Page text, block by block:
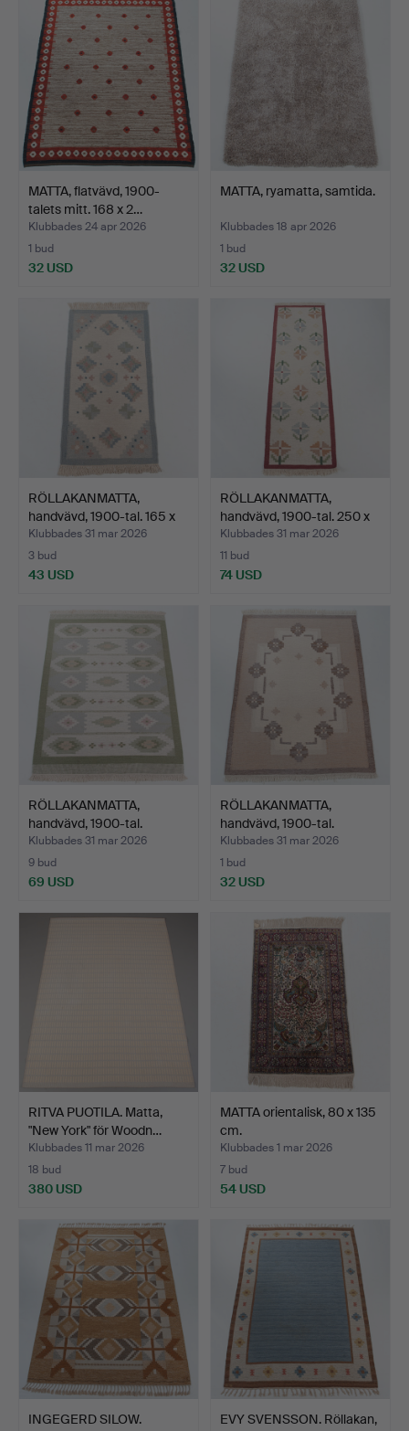
MATTA, flatvävd, 1900-
talets mitt. 168 x 2…
Klubbades 24 apr 2026
1 bud
32 USD
MATTA, ryamatta, samtida.
Klubbades 18 apr 2026
1 bud
32 USD
RÖLLAKANMATTA,
handvävd, 1900-tal. 165 x
8…
Klubbades 31 mar 2026
3 bud
43 USD
RÖLLAKANMATTA,
handvävd, 1900-tal. 250 x
8…
Klubbades 31 mar 2026
11 bud
74 USD
RÖLLAKANMATTA,
handvävd, 1900-tal.
195x143.
Klubbades 31 mar 2026
9 bud
69 USD
RÖLLAKANMATTA,
handvävd, 1900-tal.
195x138.
Klubbades 31 mar 2026
1 bud
32 USD
RITVA PUOTILA. Matta,
"New York" för Woodn…
Klubbades 11 mar 2026
18 bud
380 USD
MATTA orientalisk, 80 x 135
cm.
Klubbades 1 mar 2026
7 bud
54 USD
INGEGERD SILOW.
EVY SVENSSON. Röllakan,